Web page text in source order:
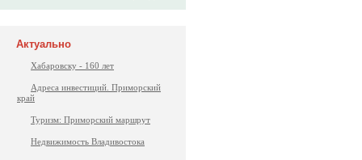
Актуально
Хабаровску - 160 лет
Адреса инвестиций. Приморский
край
Туризм: Приморский маршрут
Недвижимость Владивостока